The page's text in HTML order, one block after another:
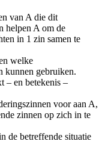
van A die dit
helpen A om de
in 1 zin samen te
welke
kunnen gebruiken.
– en betekenis –
voor aan A,
zinnen op zich in te
de betreffende situatie